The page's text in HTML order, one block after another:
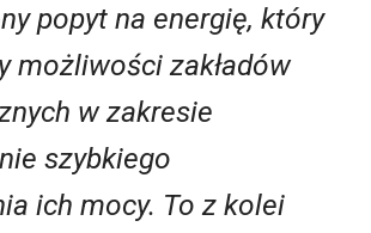
popyt na energię, który
możliwości zakładów
w zakresie
szybkiego
ich mocy. To z kolei